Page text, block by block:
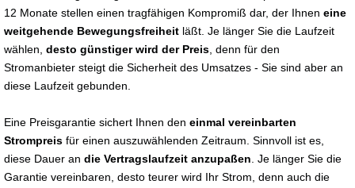
12 Monate stellen einen tragfähigen Kompromiß dar, der Ihnen eine
weitgehende Bewegungsfreiheit läßt. Je länger Sie die Laufzeit
wählen, desto günstiger wird der Preis , denn für den
Stromanbieter steigt die Sicherheit des Umsatzes - Sie sind aber an
diese Laufzeit gebunden.
Eine Preisgarantie sichert Ihnen den einmal vereinbarten
Strompreis für einen auszuwählenden Zeitraum. Sinnvoll ist es,
diese Dauer an die Vertragslaufzeit anzupaßen . Je länger Sie die
Garantie vereinbaren, desto teurer wird Ihr Strom, denn auch die